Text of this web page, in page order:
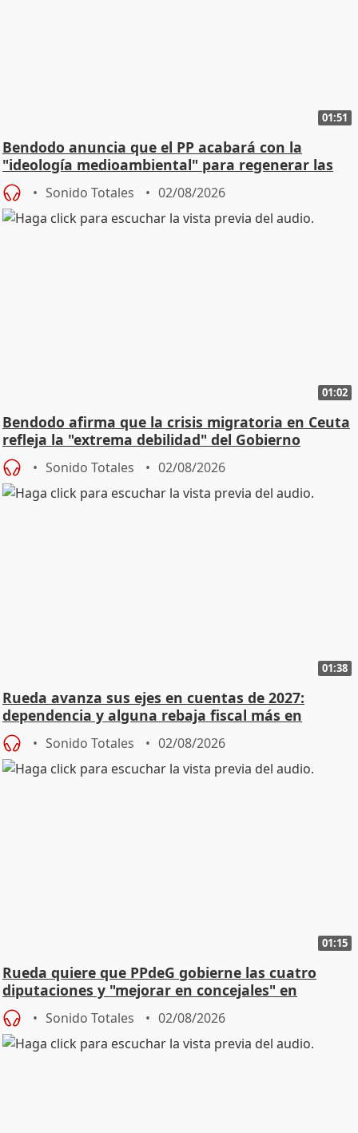
01:51
Bendodo anuncia que el PP acabará con la
"ideología medioambiental" para regenerar las
playas
Sonido Totales 02/08/2026
01:02
Bendodo afirma que la crisis migratoria en Ceuta
refleja la "extrema debilidad" del Gobierno
Sonido Totales 02/08/2026
01:38
Rueda avanza sus ejes en cuentas de 2027:
dependencia y alguna rebaja fiscal más en
vivienda
Sonido Totales 02/08/2026
01:15
Rueda quiere que PPdeG gobierne las cuatro
diputaciones y "mejorar en concejales" en
ciudades
Sonido Totales 02/08/2026